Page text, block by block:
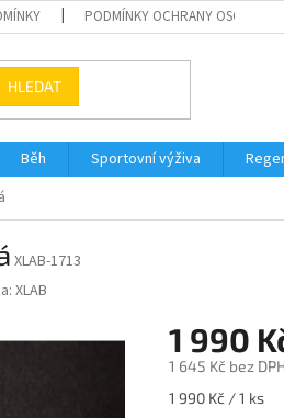
PODMÍNKY OCHRANY OSOBNÍCH
HLEDAT
Běh Sportovní výživa
XLAB-1713
XLAB
1 990
1 645 Kč bez DPH
Měrná
1 990 Kč / 1 ks